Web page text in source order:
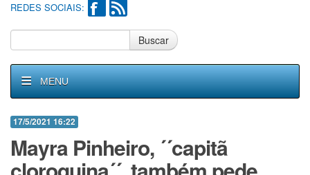
REDES SOCIAIS:
Buscar
MENU
17/5/2021 16:22
Mayra Pinheiro, ´´capitã